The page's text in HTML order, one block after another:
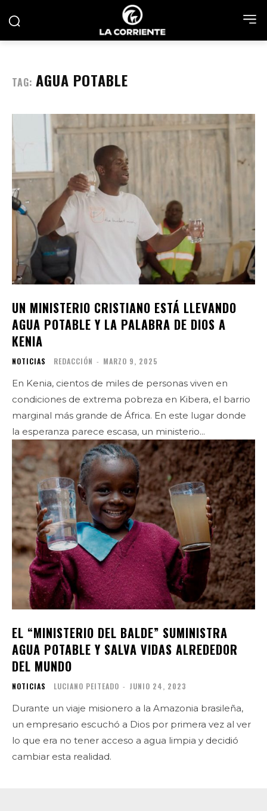
TAG: AGUA POTABLE
UN MINISTERIO CRISTIANO ESTÁ LLEVANDO
AGUA POTABLE Y LA PALABRA DE DIOS A
KENIA
NOTICIAS REDACCIÓN - MARZO 9, 2025
En Kenia, cientos de miles de personas viven en
condiciones de extrema pobreza en Kibera, el barrio
marginal más grande de África. En este lugar donde
la esperanza parece escasa, un ministerio...
EL “MINISTERIO DEL BALDE” SUMINISTRA
AGUA POTABLE Y SALVA VIDAS ALREDEDOR
DEL MUNDO
NOTICIAS LUCIANO PEITEADO - JUNIO 24, 2023
Durante un viaje misionero a la Amazonia brasileña,
un empresario escuchó a Dios por primera vez al ver
lo que era no tener acceso a agua limpia y decidió
cambiar esta realidad.